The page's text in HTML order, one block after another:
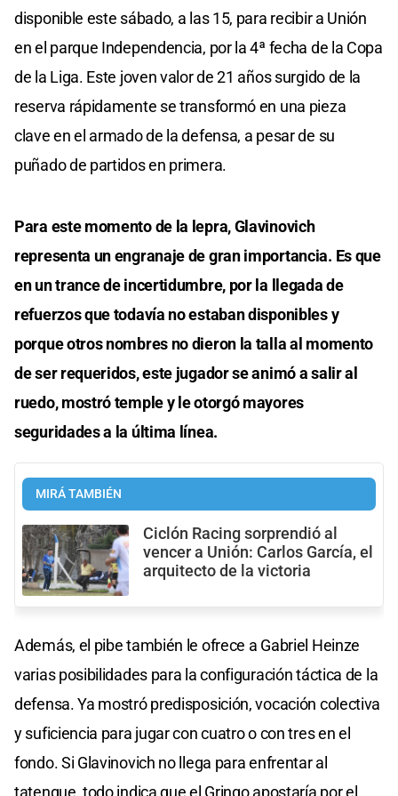
disponible este sábado, a las 15, para recibir a Unión
en el parque Independencia, por la 4ª fecha de la Copa
de la Liga. Este joven valor de 21 años surgido de la
reserva rápidamente se transformó en una pieza
clave en el armado de la defensa, a pesar de su
puñado de partidos en primera.
Para este momento de la lepra, Glavinovich
representa un engranaje de gran importancia. Es que
en un trance de incertidumbre, por la llegada de
refuerzos que todavía no estaban disponibles y
porque otros nombres no dieron la talla al momento
de ser requeridos, este jugador se animó a salir al
ruedo, mostró temple y le otorgó mayores
seguridades a la última línea.
MIRÁ TAMBIÉN
Ciclón Racing sorprendió al
vencer a Unión: Carlos García, el
arquitecto de la victoria
Además, el pibe también le ofrece a Gabriel Heinze
varias posibilidades para la configuración táctica de la
defensa. Ya mostró predisposición, vocación colectiva
y suficiencia para jugar con cuatro o con tres en el
fondo. Si Glavinovich no llega para enfrentar al